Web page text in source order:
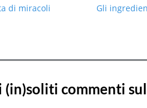
di miracoli Gli
(in)soliti commenti